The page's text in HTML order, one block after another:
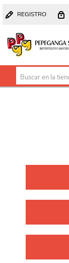
REGISTRO